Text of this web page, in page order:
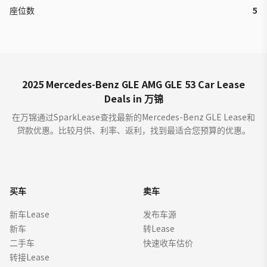
座位数 5
2025 Mercedes-Benz GLE AMG GLE 53 Car Lease
Deals in 万锦
在万锦通过SparkLease查找最新的Mercedes-Benz GLE Lease和
贷款优惠。比较月供、利率、返利，找到最适合您预算的优惠。
买车
新车Lease
新车
二手车
转接Lease
卖车
发布车源
转Lease
快速收车估价